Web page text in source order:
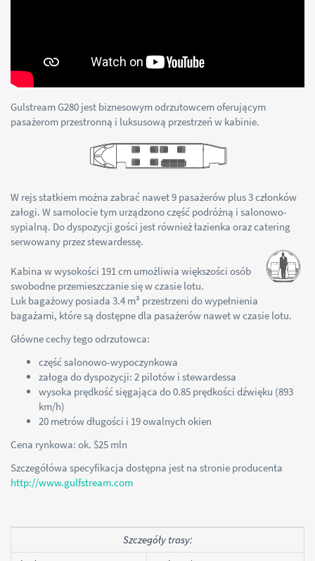
Gulstream G280 jest biznesowym odrzutowcem oferującym
pasażerom przestronną i luksusową przestrzeń w kabinie.
W rejs statkiem można zabrać nawet 9 pasażerów plus 3 członków
załogi. W samolocie tym urządzono część podróżną i salonowo-
sypialną. Do dyspozycji gości jest również łazienka oraz catering
serwowany przez stewardessę.
Kabina w wysokości 191 cm umożliwia większości osób
swobodne przemieszczanie się w czasie lotu.
Luk bagażowy posiada 3.4 m³ przestrzeni do wypełnienia
bagażami, które są dostępne dla pasażerów nawet w czasie lotu.
Główne cechy tego odrzutowca:
część salonowo-wypoczynkowa
załoga do dyspozycji: 2 pilotów i stewardessa
wysoka prędkość sięgająca do 0.85 prędkości dźwięku (893
km/h)
20 metrów długości i 19 owalnych okien
Cena rynkowa: ok. $25 mln
Szczegółówa specyfikacja dostępna jest na stronie producenta
http://www.gulfstream.com
Szczegóły trasy: